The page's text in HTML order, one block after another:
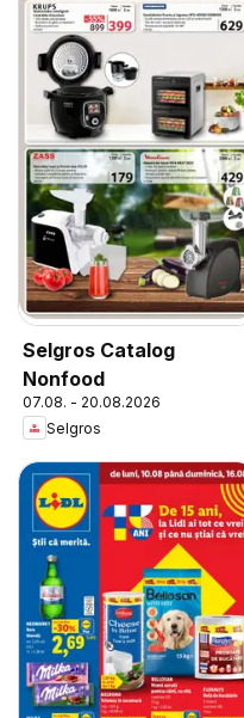
Selgros Catalog
Nonfood
07.08. - 20.08.2026
Selgros